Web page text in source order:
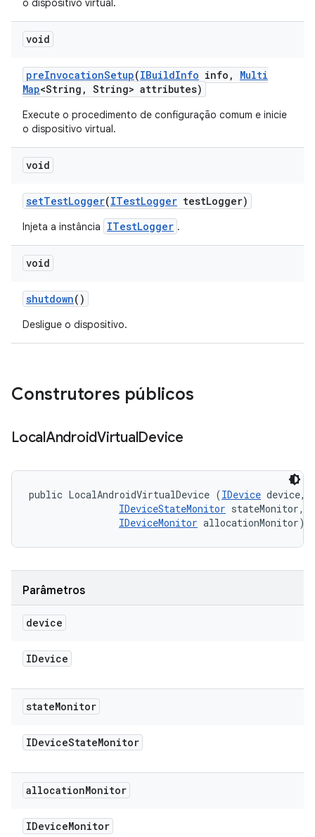
o dispositivo virtual.
void
preInvocationSetup(IBuildInfo info ,
Multi
Map<String , String> attributes)
Execute o procedimento de configuração comum e inicie
o dispositivo virtual.
void
setTestLogger(ITestLogger testLogger)
Injeta a instância ITestLogger .
void
shutdown()
Desligue o dispositivo.
Construtores públicos
LocalAndroidVirtualDevice
public LocalAndroidVirtualDevice (IDevice device,
IDeviceStateMonitor stateMonitor,
IDeviceMonitor allocationMonitor)
Parâmetros
device
IDevice
stateMonitor
IDeviceStateMonitor
allocationMonitor
IDeviceMonitor